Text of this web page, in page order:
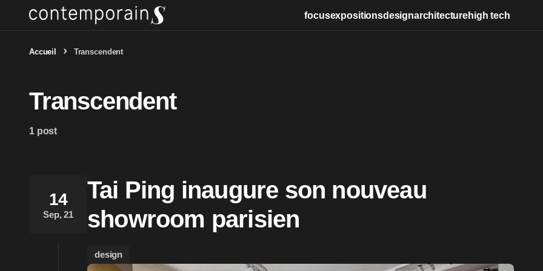
focusexpositionsdesignarchitecturehigh tech
Accueil Transcendent
Transcendent
1 post
14
Sep, 21
Tai Ping inaugure son nouveau
showroom parisien
design